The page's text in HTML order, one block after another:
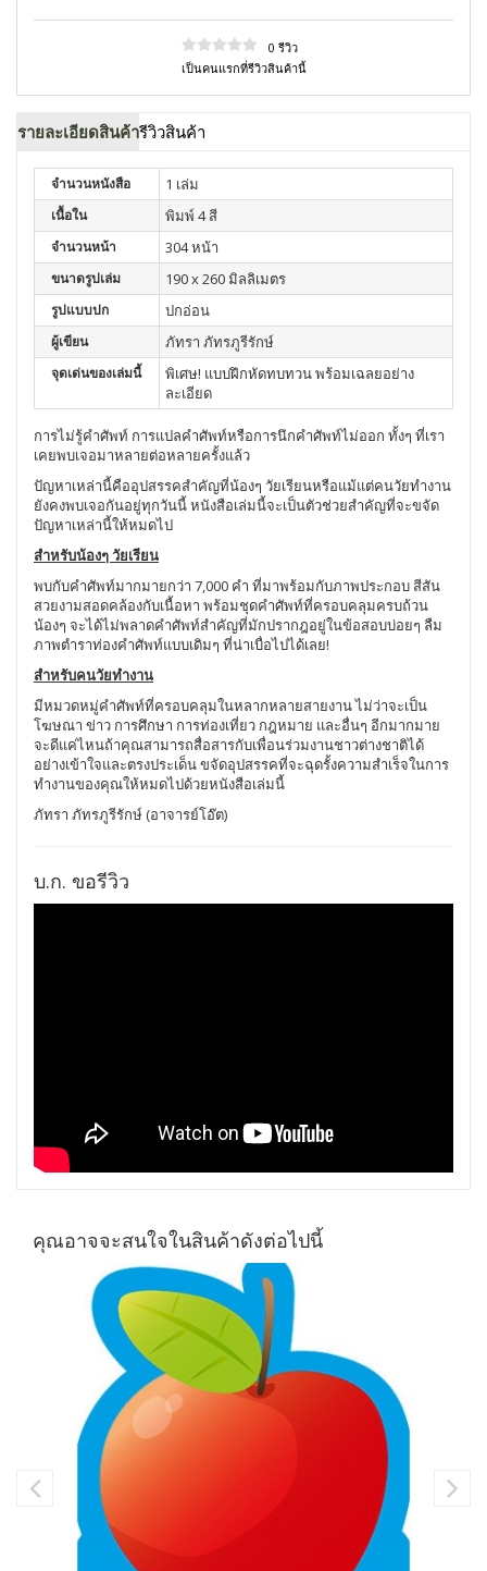
0 รีวิว
เป็นคนแรกที่รีวิวสินค้านี้
รายละเอียดสินค้ารีวิวสินค้า
จำนวนหนังสือ 1 เล่ม
เนื้อใน พิมพ์ 4 สี
จำนวนหน้า 304 หน้า
ขนาดรูปเล่ม 190 x 260 มิลลิเมตร
รูปแบบปก ปกอ่อน
ผู้เขียน ภัทรา ภัทรภูรีรักษ์
จุดเด่นของเล่มนี้
พิเศษ! แบบฝึกหัดทบทวน พร้อมเฉลยอย่าง
ละเอียด
การไม่รู้คำศัพท์ การแปลคำศัพท์หรือการนึกคำศัพท์ไม่ออก ทั้งๆ ที่เรา
เคยพบเจอมาหลายต่อหลายครั้งแล้ว
ปัญหาเหล่านี้คืออุปสรรคสำคัญที่น้องๆ วัยเรียนหรือแม้แต่คนวัยทำงาน
ยังคงพบเจอกันอยู่ทุกวันนี้ หนังสือเล่มนี้จะเป็นตัวช่วยสำคัญที่จะขจัด
ปัญหาเหล่านี้ให้หมดไป
สำหรับน้องๆ วัยเรียน
พบกับคำศัพท์มากมายกว่า 7,000 คำ ที่มาพร้อมกับภาพประกอบ สีสัน
สวยงามสอดคล้องกับเนื้อหา พร้อมชุดคำศัพท์ที่ครอบคลุมครบถ้วน
น้องๆ จะได้ไม่พลาดคำศัพท์สำคัญที่มักปรากฎอยู่ในข้อสอบบ่อยๆ ลืม
ภาพตำราท่องคำศัพท์แบบเดิมๆ ที่น่าเบื่อไปได้เลย!
สำหรับคนวัยทำงาน
มีหมวดหมู่คำศัพท์ที่ครอบคลุมในหลากหลายสายงาน ไม่ว่าจะเป็น
โฆษณา ข่าว การศึกษา การท่องเที่ยว กฎหมาย และอื่นๆ อีกมากมาย
จะดีแค่ไหนถ้าคุณสามารถสื่อสารกับเพื่อนร่วมงานชาวต่างชาติได้
อย่างเข้าใจและตรงประเด็น ขจัดอุปสรรคที่จะฉุดรั้งความสำเร็จในการ
ทำงานของคุณให้หมดไปด้วยหนังสือเล่มนี้
ภัทรา ภัทรภูรีรักษ์ (อาจารย์โอ๊ต)
บ.ก. ขอรีวิว
คุณอาจจะสนใจในสินค้าดังต่อไปนี้